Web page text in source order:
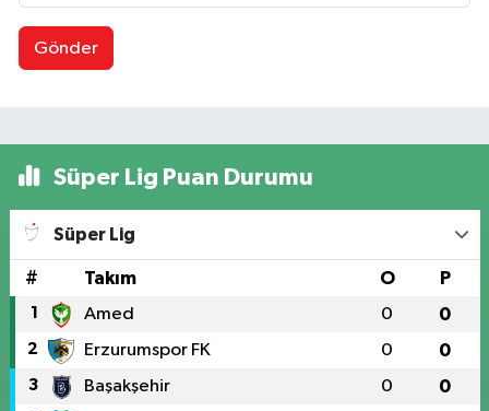
Gönder
Süper Lig Puan Durumu
Süper Lig
# Takım O P
1 Amed 0 0
2 Erzurumspor FK 0 0
3 Başakşehir 0 0